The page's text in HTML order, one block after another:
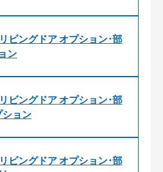
ビングドア オプション･部
ン
ビングドア オプション･部
ション
ビングドア オプション･部